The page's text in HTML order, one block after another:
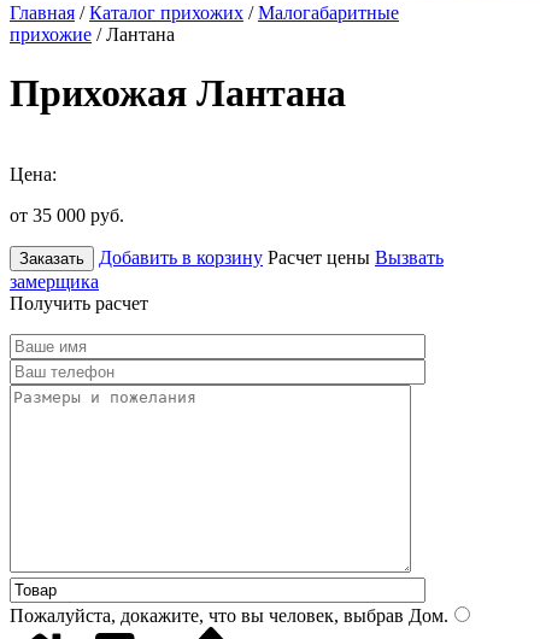
Главная /Каталог прихожих /Малогабаритные
прихожие / Лантана
Прихожая Лантана
Цена:
от 35 000 руб.
Заказать Добавить в корзину Расчет цены Вызвать
замерщика
Получить расчет
Пожалуйста, докажите, что вы человек, выбрав Дом.